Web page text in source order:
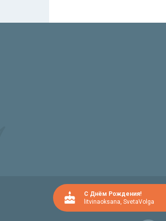
C Днём Рождения!
litvinaoksana, SvetaVolga